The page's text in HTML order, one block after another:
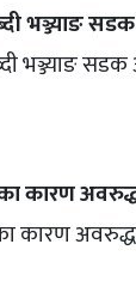
भञ्ज्याङ
भञ्ज्याङ
कारण
कारण अवरुद्ध